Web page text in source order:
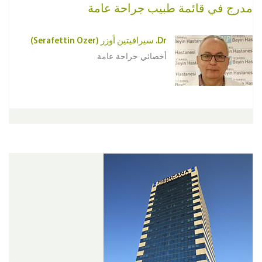
مدرج في قائمة طبيب جراحة عامة
Dr. سيرافيتين أوزر (Serafettin Ozer)
أخصائي جراحة عامة